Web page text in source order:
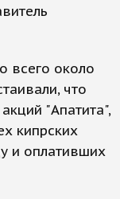
всего около
что
"Апатита",
кипрских
и оплативших